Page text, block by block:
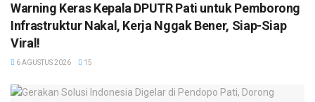
Warning Keras Kepala DPUTR Pati untuk Pemborong
Infrastruktur Nakal, Kerja Nggak Bener, Siap-Siap
Viral!
6 AGUSTUS 2026 15